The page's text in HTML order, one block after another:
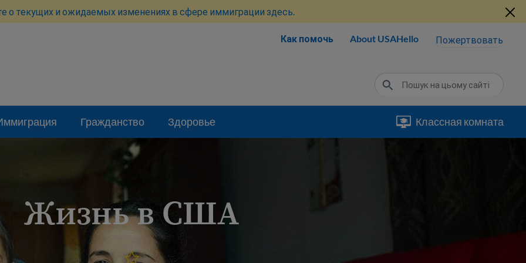
о текущих и ожидаемых изменениях в сфере иммиграции здесь.
Как помочь About USAHello Пожертвовать
Гражданство Здоровье Классная комната
Жизнь в США